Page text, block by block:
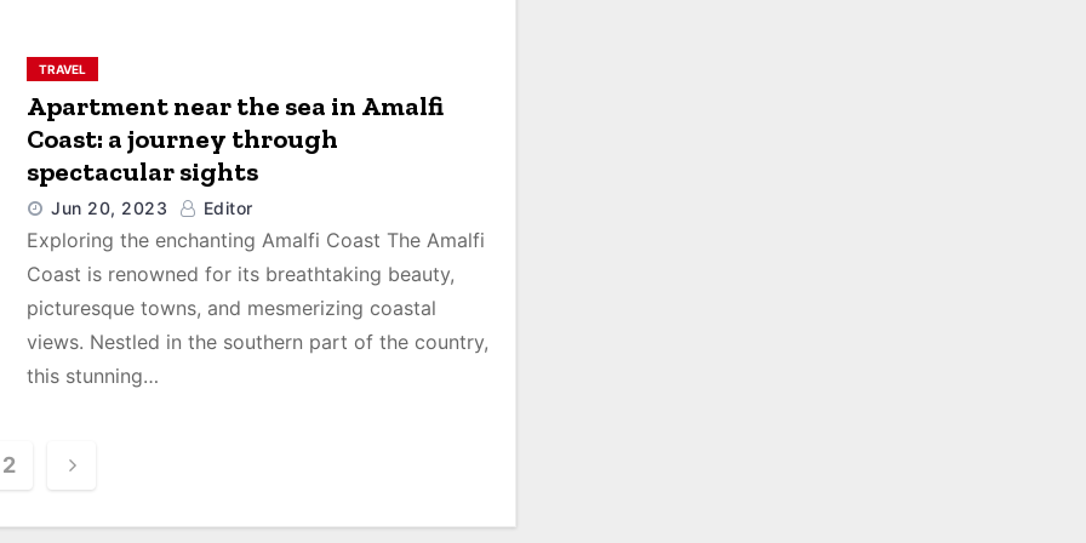
TRAVEL
Apartment near the sea in Amalfi
Coast: a journey through
spectacular sights
Jun 20, 2023 Editor
Exploring the enchanting Amalfi Coast The Amalfi
Coast is renowned for its breathtaking beauty,
picturesque towns, and mesmerizing coastal
views. Nestled in the southern part of the country,
this stunning…
2